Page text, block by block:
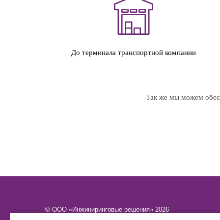
До терминала транспортной компании
Так же мы можем
© ООО «Инжиниринговые решения» 2026